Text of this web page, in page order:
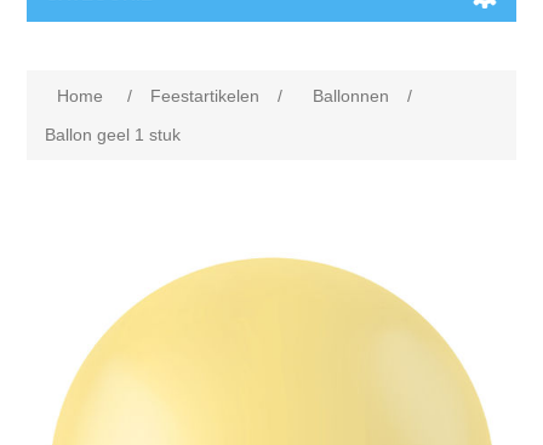
Home / Feestartikelen / Ballonnen
/
Ballon geel 1 stuk